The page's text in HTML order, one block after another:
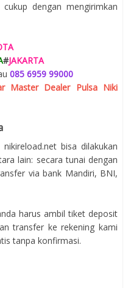
dengan mengirimkan
#JAKARTA
085 6959 99000
Master Dealer Pulsa Niki
bisa dilakukan
lain: secara tunai dengan
via bank Mandiri, BNI,
harus ambil tiket deposit
transfer ke rekening kami
tanpa konfirmasi.